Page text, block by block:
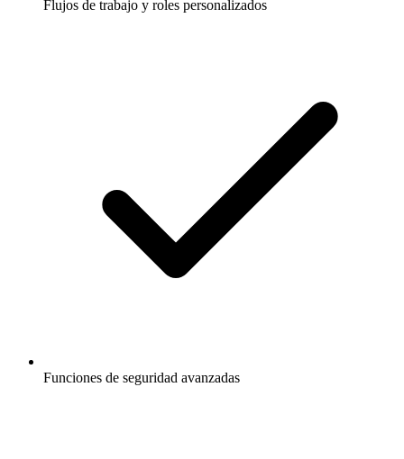
Flujos de trabajo y roles personalizados
Funciones de seguridad avanzadas